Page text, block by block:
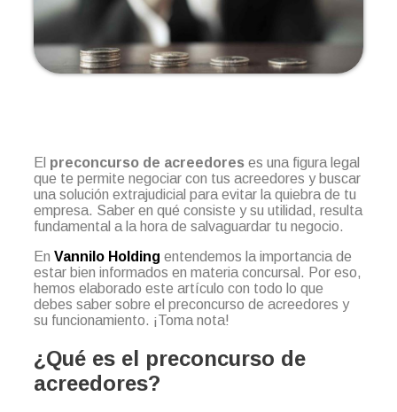
El preconcurso de acreedores es una figura legal
que te permite negociar con tus acreedores y buscar
una solución extrajudicial para evitar la quiebra de tu
empresa. Saber en qué consiste y su utilidad, resulta
fundamental a la hora de salvaguardar tu negocio.
En Vannilo Holding entendemos la importancia de
estar bien informados en materia concursal. Por eso,
hemos elaborado este artículo con todo lo que
debes saber sobre el preconcurso de acreedores y
su funcionamiento. ¡Toma nota!
¿Qué es el preconcurso de
acreedores?